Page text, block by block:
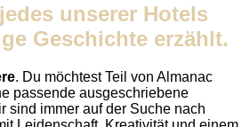
unserer Hotels
Geschichte erzählt.
. Du möchtest Teil von Almanac
passende ausgeschriebene
sind immer auf der Suche nach